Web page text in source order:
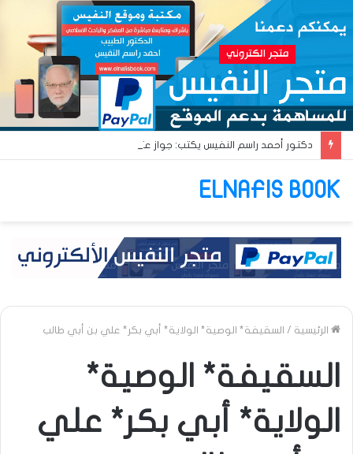
ELNAFIS BOOK
الرئيسية / السقيفة* الوصية* الولاية* أبي بكر* علي بن أبي طالب
السقيفة* الوصية*
الولاية* أبي بكر* علي